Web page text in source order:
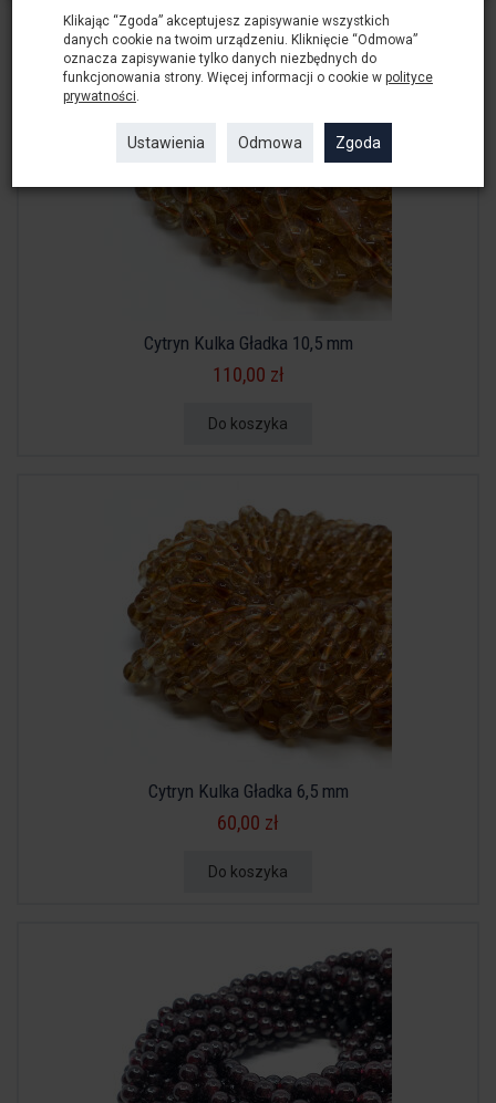
Cytryn Kulka Gładka 10,5 mm
110,00 zł
Do koszyka
Cytryn Kulka Gładka 6,5 mm
60,00 zł
Do koszyka
Klikając “Zgoda” akceptujesz zapisywanie wszystkich
danych cookie na twoim urządzeniu. Kliknięcie “Odmowa”
oznacza zapisywanie tylko danych niezbędnych do
funkcjonowania strony. Więcej informacji o cookie w polityce
prywatności.
Ustawienia Odmowa Zgoda